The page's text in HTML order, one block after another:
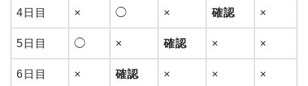
4日目 × ◯ × 確認 ×
5日目 ◯ × 確認 × ×
6日目 × 確認 × × ×